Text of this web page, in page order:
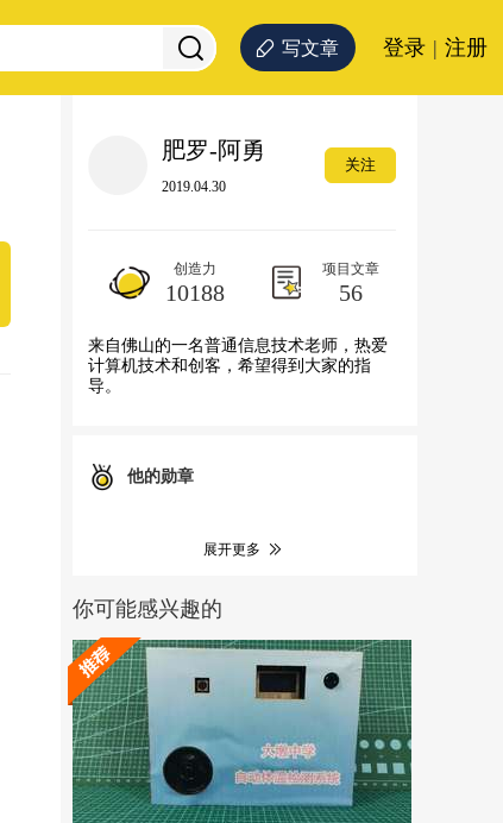
写文章 登录 | 注册
肥罗-阿勇
2019.04.30
关注
创造力
10188
项目文章
56
来自佛山的一名普通信息技术老师，热爱
计算机技术和创客，希望得到大家的指
导。
他的勋章
展开更多
你可能感兴趣的